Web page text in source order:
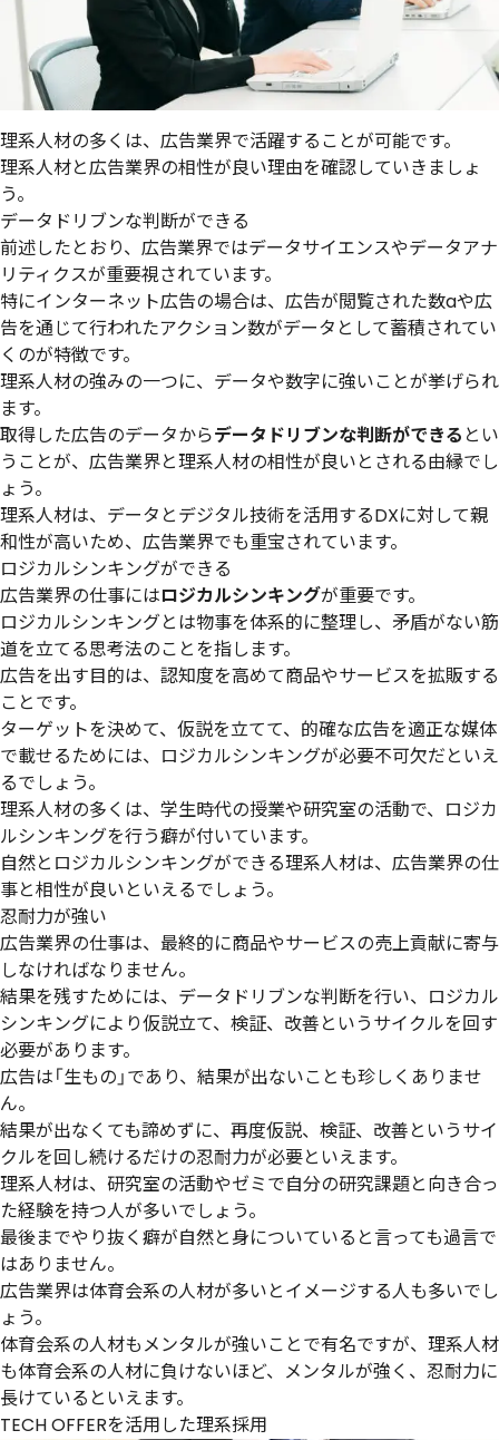
理系人材の多くは、広告業界で活躍することが可能です。
理系人材と広告業界の相性が良い理由を確認していきましょ
う。
データドリブンな判断ができる
前述したとおり、広告業界ではデータサイエンスやデータアナ
リティクスが重要視されています。
特にインターネット広告の場合は、広告が閲覧された数aや広
告を通じて行われたアクション数がデータとして蓄積されてい
くのが特徴です。
理系人材の強みの一つに、データや数字に強いことが挙げられ
ます。
取得した広告のデータからデータドリブンな判断ができる とい
うことが、広告業界と理系人材の相性が良いとされる由縁でし
ょう。
理系人材は、データとデジタル技術を活用するDXに対して親
和性が高いため、広告業界でも重宝されています。
ロジカルシンキングができる
広告業界の仕事にはロジカルシンキングが重要です。
ロジカルシンキングとは物事を体系的に整理し、矛盾がない筋
道を立てる思考法のことを指します。
広告を出す目的は、認知度を高めて商品やサービスを拡販する
ことです。
ターゲットを決めて、仮説を立てて、的確な広告を適正な媒体
で載せるためには、ロジカルシンキングが必要不可欠だといえ
るでしょう。
理系人材の多くは、学生時代の授業や研究室の活動で、ロジカ
ルシンキングを行う癖が付いています。
自然とロジカルシンキングができる理系人材は、広告業界の仕
事と相性が良いといえるでしょう。
忍耐力が強い
広告業界の仕事は、最終的に商品やサービスの売上貢献に寄与
しなければなりません。
結果を残すためには、データドリブンな判断を行い、ロジカル
シンキングにより仮説立て、検証、改善というサイクルを回す
必要があります。
広告は「生もの」であり、結果が出ないことも珍しくありませ
ん。
結果が出なくても諦めずに、再度仮説、検証、改善というサイ
クルを回し続けるだけの忍耐力が必要といえます。
理系人材は、研究室の活動やゼミで自分の研究課題と向き合っ
た経験を持つ人が多いでしょう。
最後までやり抜く癖が自然と身についていると言っても過言で
はありません。
広告業界は体育会系の人材が多いとイメージする人も多いでし
ょう。
体育会系の人材もメンタルが強いことで有名ですが、理系人材
も体育会系の人材に負けないほど、メンタルが強く、忍耐力に
長けているといえます。
TECH OFFERを活用した理系採用